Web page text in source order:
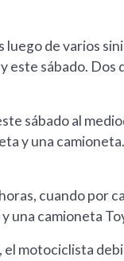
de varios
este sábado.
sábado al
y una
cuando por
una camioneta
motociclista